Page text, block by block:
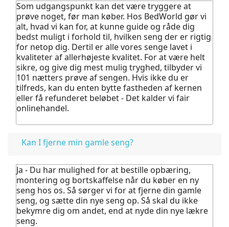
Som udgangspunkt kan det være tryggere at
prøve noget, før man køber. Hos BedWorld gør vi
alt, hvad vi kan for, at kunne guide og råde dig
bedst muligt i forhold til, hvilken seng der er rigtig
for netop dig. Dertil er alle vores senge lavet i
kvaliteter af allerhøjeste kvalitet. For at være helt
sikre, og give dig mest mulig tryghed, tilbyder vi
101 nætters prøve af sengen. Hvis ikke du er
tilfreds, kan du enten bytte fastheden af kernen
eller få refunderet beløbet - Det kalder vi fair
onlinehandel.
Kan I fjerne min gamle seng?
Ja - Du har mulighed for at bestille opbæring,
montering og bortskaffelse når du køber en ny
seng hos os. Så sørger vi for at fjerne din gamle
seng, og sætte din nye seng op. Så skal du ikke
bekymre dig om andet, end at nyde din nye lækre
seng.